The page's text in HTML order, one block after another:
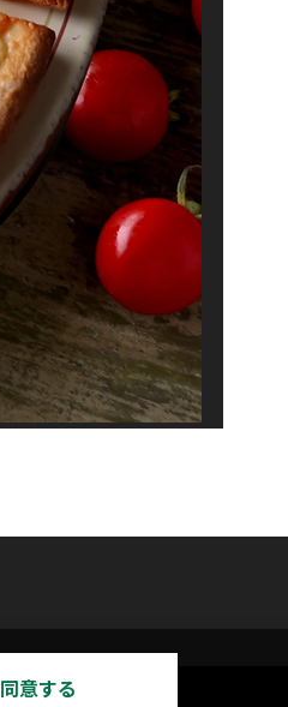
同意する